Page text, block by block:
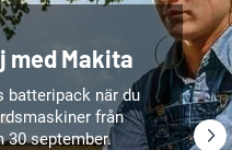
med Makita
batteripack när du
från
30 september.